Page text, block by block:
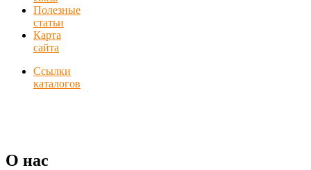
Полезные
статьи
Карта
сайта
Ссылки
каталогов
О нас